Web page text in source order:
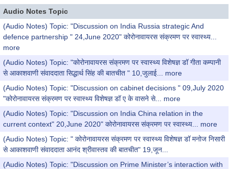
Audio Notes Topic
(Audio Notes) Topic: "Discussion on India Russia strategic And
defence partnership " 24,June 2020" कोरोनावायरस संक्रमण पर स्वास्थ्य...
more
(Audio Notes) Topic: "कोरोनावायरस संक्रमण पर स्वास्थ्य विशेषज्ञ डॉ गीता कम्पानी
से आकाशवाणी संवाददाता सिद्धार्थ सिंह की बातचीत " 10,जुलाई...
more
(Audio Notes) Topic: "Discussion on cabinet decisions " 09,July 2020
"कोरोनावायरस संक्रमण पर स्वास्थ्य विशेषज्ञ डॉ ए के वासने से...
more
(Audio Notes) Topic: "Discussion on India China relation in the
current context" 20,June 2020" कोरोनावायरस संक्रमण पर स्वास्थ्य...
more
(Audio Notes) Topic: " कोरोनावायरस संक्रमण पर स्वास्थ्य विशेषज्ञ डॉ मनोज निसारी
से आकाशवाणी संवाददाता आनंद श्रीवास्तव की बातचीत" 19,जून...
(Audio Notes) Topic: "Discussion on Prime Minister’s interaction with